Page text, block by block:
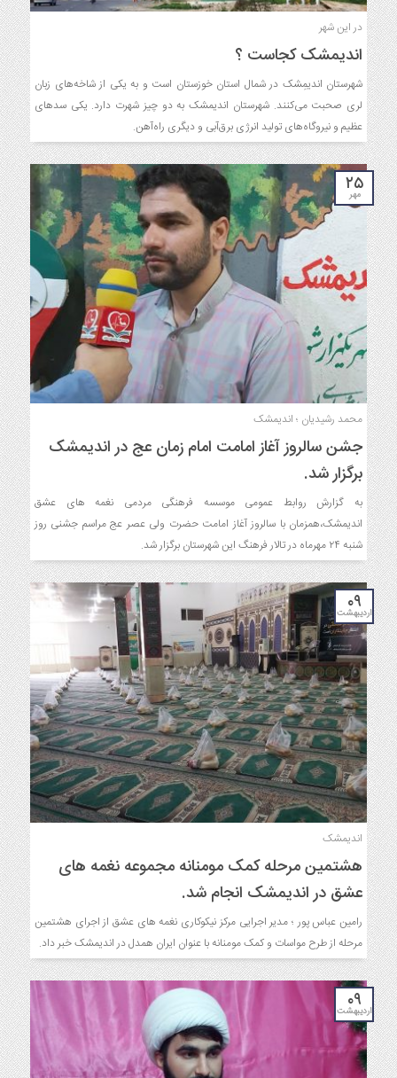
در این شهر
اندیمشک کجاست ؟
شهرستان اندیمِشک در شمال استان خوزستان است و به یکی از شاخه‌های زبان
لری صحبت می‌کنند. شهرستان اندیمشک به دو چیز شهرت دارد. یکی سدهای
عظیم و نیروگاه‌های تولید انرژی برق‌آبی و دیگری راه‌آهن.
۲۵
مهر
محمد رشیدیان ؛ اندیمشک
جشن سالروز آغاز امامت امام زمان عج در اندیمشک
برگزار شد.
به گزارش روابط عمومی موسسه فرهنگی مردمی نغمه های عشق
اندیمشک،همزمان با سالروز آغاز امامت حضرت ولی عصر عج مراسم جشنی روز
شنبه ۲۴ مهرماه در تالار فرهنگ این شهرستان برگزار شد.
۰۹
اردیبهشت
اندیمشک
هشتمین مرحله کمک مومنانه مجموعه نغمه های
عشق در اندیمشک انجام شد.
رامین عباس پور ؛ مدیر اجرایی مرکز نیکوکاری نغمه های عشق از اجرای هشتمین
مرحله از طرح مواسات و کمک مومنانه با عنوان ایران همدل در اندیمشک خبر داد.
۰۹
اردیبهشت